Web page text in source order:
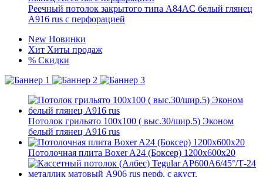
Реечный потолок закрытого типа A84AC белый глянец
А916 rus с перфорацией
New Новинки
Хит Хиты продаж
% Скидки
Потолок грильято 100х100 ( выс.30/шир.5) Эконом
белый глянец А916 rus
Потолочная плита Boxer A24 (Боксер) 1200x600x20